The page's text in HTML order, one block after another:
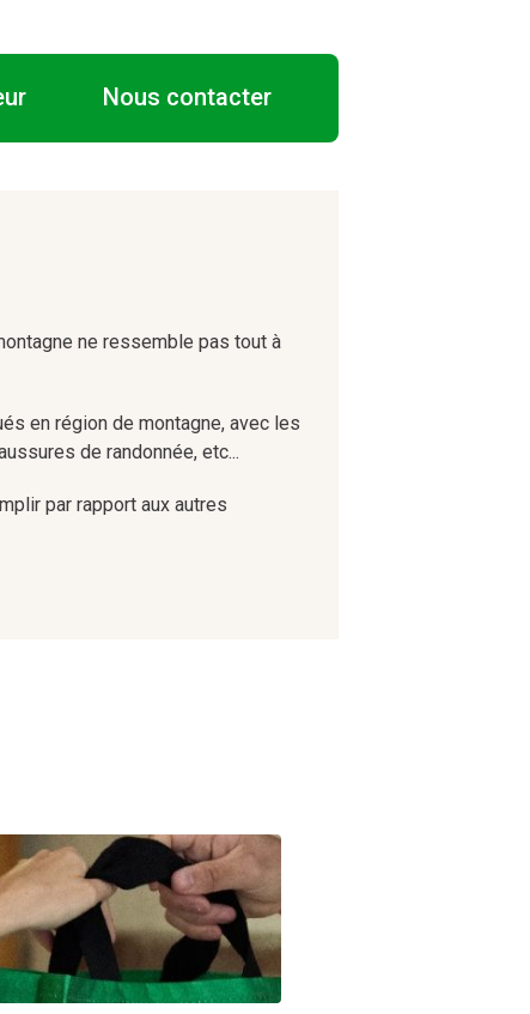
Nous contacter
ne ressemble pas tout à
en région de montagne, avec les
de randonnée, etc...
par rapport aux autres